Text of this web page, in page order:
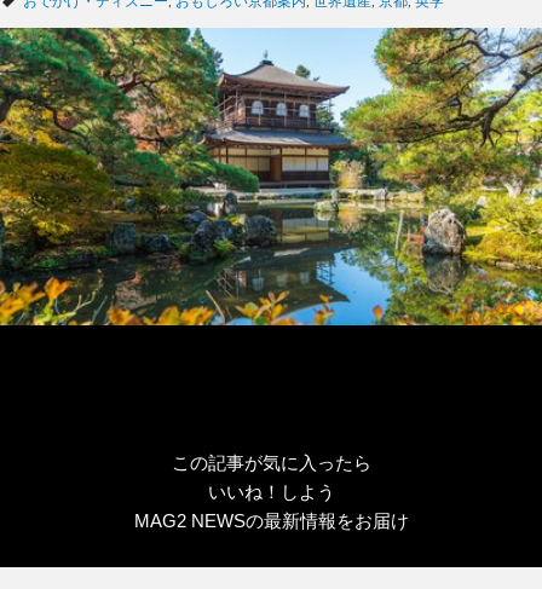
リ
ー
この記事が気に入ったら
いいね！しよう
MAG2 NEWSの最新情報をお届け